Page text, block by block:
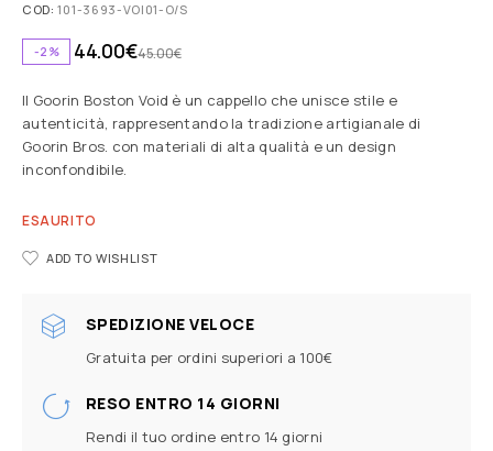
COD:101-3693-VOI01-O/S
-2% 45.00€
44.00€
Il Goorin Boston Void è un cappello che unisce stile e
autenticità, rappresentando la tradizione artigianale di
Goorin Bros. con materiali di alta qualità e un design
inconfondibile.
ESAURITO
ADD TO WISHLIST
SPEDIZIONE VELOCE
Gratuita per ordini superiori a 100€
RESO ENTRO 14 GIORNI
Rendi il tuo ordine entro 14 giorni